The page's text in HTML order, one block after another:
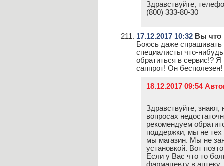
Здравствуйте,
(800) 333-80-30
17.12.2017 10:32 Вы что
Боюсь даже
специалисты что-
обратиться в сервис!?
саппрот! Он бесполезен!
18.12.2017 09:54
Здравствуйте,
вопросах
рекомендуем
поддержки, мы не тех
мы магазин. Мы не
установкой. Вот
Если у Вас что то
фармацевту в аптеку.